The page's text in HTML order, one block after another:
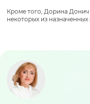
Кроме того, Дорина Донич
некоторых из назначенных